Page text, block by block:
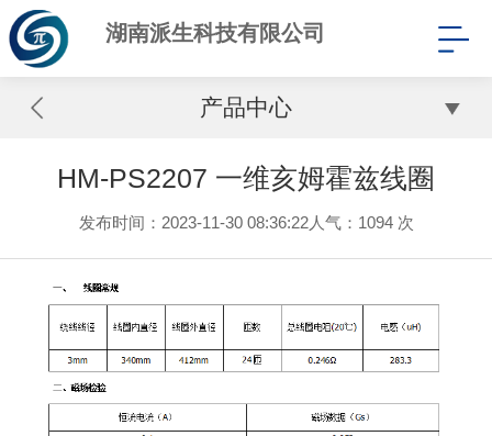
湖南派生科技有限公司
产品中心
HM-PS2207 一维亥姆霍兹线圈
发布时间：2023-11-30 08:36:22人气： 1094 次